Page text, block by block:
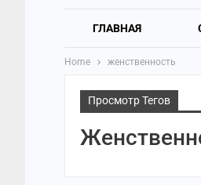
ГЛАВНАЯ
Home женственность
Просмотр Тегов